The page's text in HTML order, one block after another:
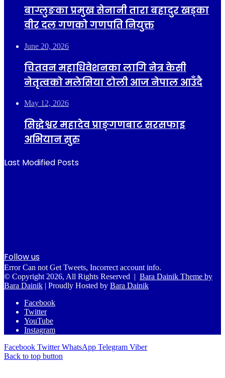
बाग्लुङका प्रमुख सेनानी तारा बहादुर खड्का
वीर दल गणको गणपति नियुक्त
June 20, 2026
चितवन महाधिवेशनका लागि नेत्र केसी
नेतृत्वको मलेसिया टोली आज नेपाल आउँदै
May 12, 2026
सिद्धेश्वर महादेव प्राङ्गणबाट सरसफाइ
अभियान सुरु
Last Modified Posts
Follow us
Error Can not Get Tweets, Incorrect account info.
© Copyright 2026, All Rights Reserved | Bara Dainik Theme by
Bara Dainik | Proudly Hosted by Bara Dainik
Facebook
Twitter
YouTube
Instagram
Facebook Twitter WhatsApp Telegram Viber
Back to top button